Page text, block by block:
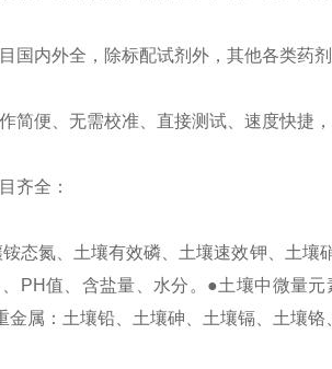
国内外全，除标配试剂外，其他各类药
简便、无需校准、直接测试、速度快捷
齐全：
态氮、土壤有效磷、土壤速效钾、土
PH值、含盐量、水分。●土壤中微量
金属：土壤铅、土壤砷、土壤镉、土壤铬